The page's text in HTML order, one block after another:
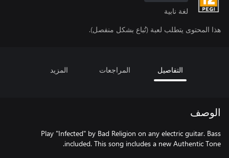
لغة نابية
هذا المحتوى يتطلب لعبة (تُباع بشكل منفصل).
التفاصيل المراجعات المزيد
الوصف
Play "Infected" by Bad Religion on any electric guitar. Bass